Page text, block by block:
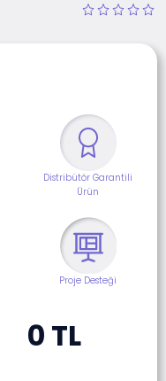
Distribütör Garantili
Ürün
Proje Desteği
0 TL